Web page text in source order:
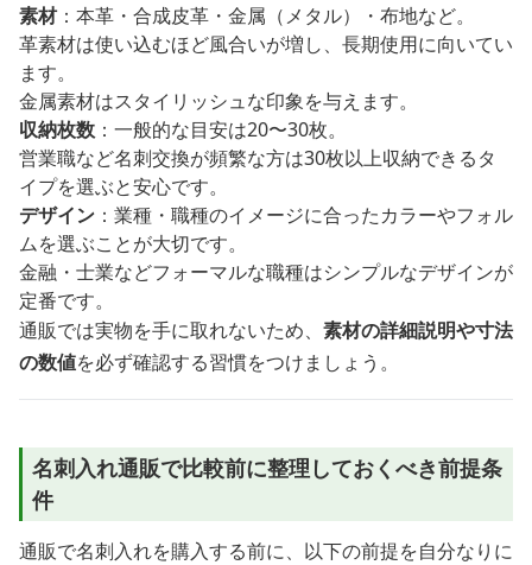
素材：本革・合成皮革・金属（メタル）・布地など。
革素材は使い込むほど風合いが増し、長期使用に向いてい
ます。
金属素材はスタイリッシュな印象を与えます。
収納枚数 ：一般的な目安は20〜30枚。
営業職など名刺交換が頻繁な方は30枚以上収納できるタ
イプを選ぶと安心です。
デザイン ：業種・職種のイメージに合ったカラーやフォル
ムを選ぶことが大切です。
金融・士業などフォーマルな職種はシンプルなデザインが
定番です。
通販では実物を手に取れないため、 素材の詳細説明や寸法
の数値を必ず確認する習慣をつけましょう。
名刺入れ通販で比較前に整理しておくべき前提条
件
通販で名刺入れを購入する前に、以下の前提を自分なりに